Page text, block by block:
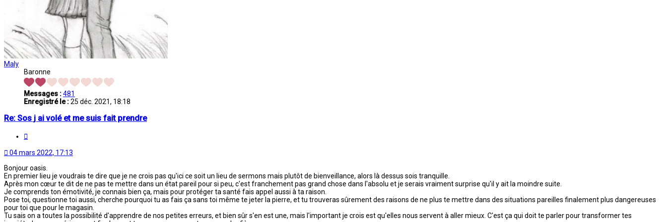
Maly
Baronne
Messages :481
Enregistré le :25 déc. 2021, 18:18
Re: Sos j ai volé et me suis fait prendre
04 mars 2022, 17:13
Bonjour oasis.
En premier lieu je voudrais te dire que je ne crois pas qu'ici ce soit un lieu de sermons mais plutôt de bienveillance, alors là dessus sois tranquille.
Après mon cœur te dit de ne pas te mettre dans un état pareil pour si peu, c'est franchement pas grand chose dans l'absolu et je serais vraiment surprise qu'il y ait la moindre suite.
Je comprends ton émotivité, je connais bien ça, mais pour protéger ta santé fais appel aussi à ta raison.
Pose toi, questionne toi aussi, cherche pourquoi tu as fais ça sans toi même te jeter la pierre, et tu trouveras sûrement des raisons de ne plus te mettre dans des situations pareilles finalement plus dangereuses
pour toi que pour le magasin.
Tu sais on a toutes la possibilité d'apprendre de nos petites erreurs, et bien sûr s'en est une, mais l'important je crois est qu'elles nous servent à aller mieux. C'est ça qui doit te parler pour transformer tes